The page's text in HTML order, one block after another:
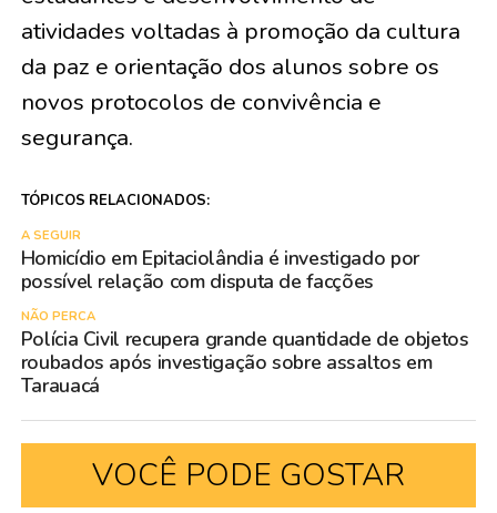
atividades voltadas à promoção da cultura
da paz e orientação dos alunos sobre os
novos protocolos de convivência e
segurança.
TÓPICOS RELACIONADOS:
A SEGUIR
Homicídio em Epitaciolândia é investigado por
possível relação com disputa de facções
NÃO PERCA
Polícia Civil recupera grande quantidade de objetos
roubados após investigação sobre assaltos em
Tarauacá
VOCÊ PODE GOSTAR